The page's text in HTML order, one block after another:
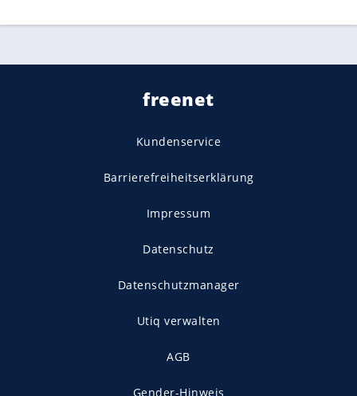
freenet
Kundenservice
Barrierefreiheitserklärung
Impressum
Datenschutz
Datenschutzmanager
Utiq verwalten
AGB
Gender-Hinweis